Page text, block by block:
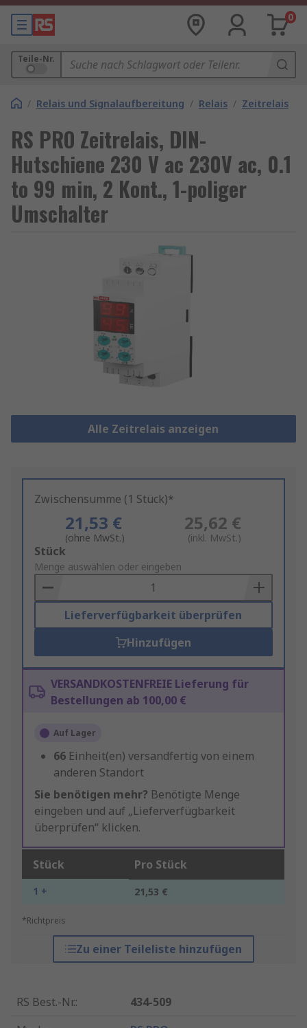
0
Teile-Nr.
/ Relais und Signalaufbereitung / Relais / Zeitrelais
RS PRO Zeitrelais, DIN-
Hutschiene 230 V ac 230V ac, 0.1
to 99 min, 2 Kont., 1-poliger
Umschalter
Alle Zeitrelais anzeigen
Zwischensumme (1 Stück)*
21,53 €
(ohne MwSt.)
25,62 €
(inkl. MwSt.)
Add
to
Basket
Stück
Menge auswählen oder eingeben
Lieferverfügbarkeit überprüfen
Hinzufügen
VERSANDKOSTENFREIE Lieferung für
Bestellungen ab 100,00 €
Auf Lager
66 Einheit(en) versandfertig von einem
anderen Standort
Sie benötigen mehr? Benötigte Menge
eingeben und auf „Lieferverfügbarkeit
überprüfen“ klicken.
Stück Pro Stück
1 + 21,53 €
*Richtpreis
Zu einer Teileliste hinzufügen
RS Best.-Nr.:
434-509